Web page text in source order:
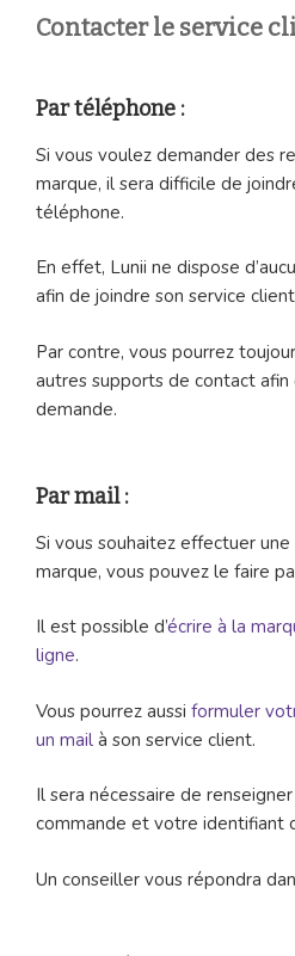
Contacter le service
Par téléphone :
Si vous voulez demander des
marque, il sera difficile de
téléphone.
En effet, Lunii ne dispose
afin de joindre son service
Par contre, vous pourrez
autres supports de contact
demande.
Par mail :
Si vous souhaitez effectuer
marque, vous pouvez le faire
Il est possible d’écrire à la
ligne.
Vous pourrez aussi formuler
un mail à son service client.
Il sera nécessaire de
commande et votre identifiant
Un conseiller vous répondra